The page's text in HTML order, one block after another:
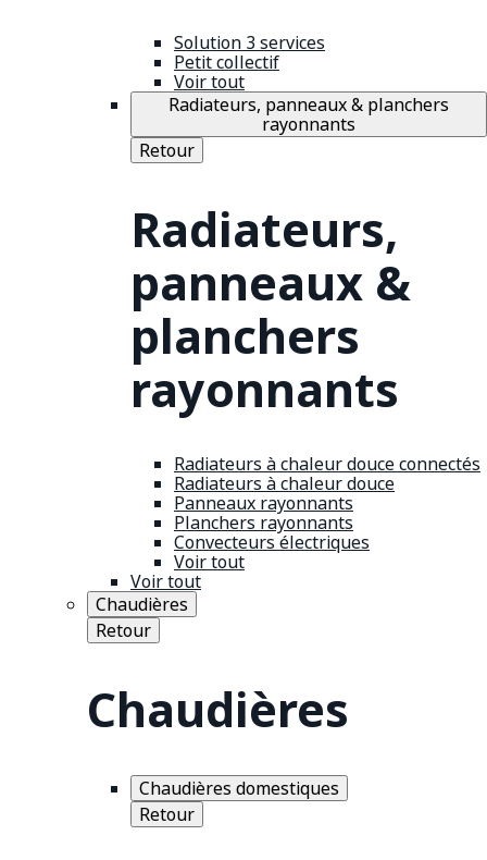
Solution 3 services
Petit collectif
Voir tout
Radiateurs, panneaux & planchers
rayonnants
Retour
Radiateurs,
panneaux &
planchers
rayonnants
Radiateurs à chaleur douce connectés
Radiateurs à chaleur douce
Panneaux rayonnants
Planchers rayonnants
Convecteurs électriques
Voir tout
Voir tout
Chaudières
Retour
Chaudières
Chaudières domestiques
Retour